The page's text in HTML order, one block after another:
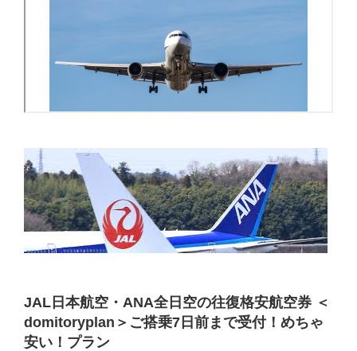
JAL日本航空・ANA全日空の往復格安航空券 ＜
domitoryplan＞ご搭乗7日前まで受付！めちゃ
安い！プラン